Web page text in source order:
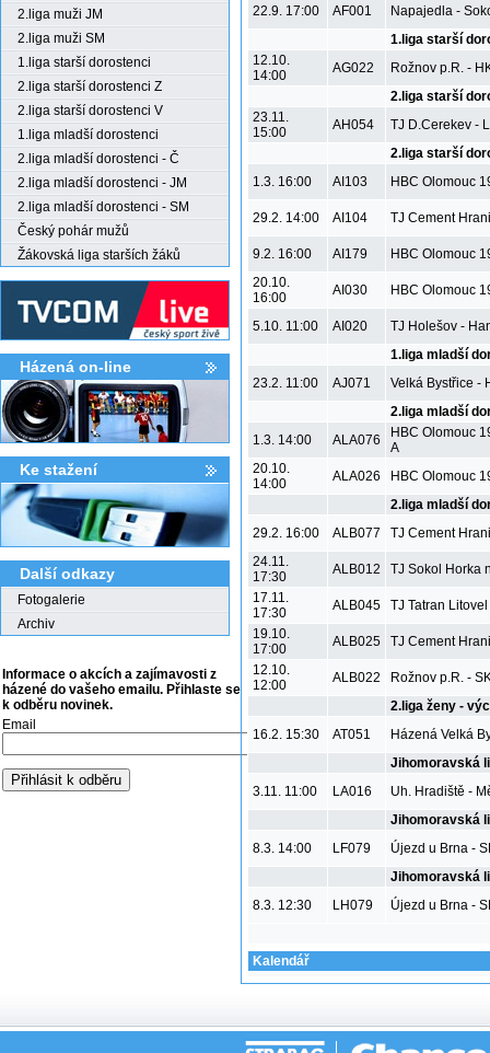
2.liga muži JM
2.liga muži SM
1.liga starší dorostenci
2.liga starší dorostenci Z
2.liga starší dorostenci V
1.liga mladší dorostenci
2.liga mladší dorostenci - Č
2.liga mladší dorostenci - JM
2.liga mladší dorostenci - SM
Český pohár mužů
Žákovská liga starších žáků
Házená on-line
Ke stažení­
Další odkazy
Fotogalerie
Archiv
Informace o akcích a zajímavosti z
házené do vašeho emailu. Přihlaste se
k odběru novinek.
Email
22.9. 17:00 AF001
Napajedla -
1.liga starší
12.10.
14:00
AG022
Rožnov p.R. -
2.liga starší
23.11.
15:00
AH054
TJ D.Cerekev -
2.liga starší
1.3. 16:00
AI103 HBC Olomouc
29.2. 14:00 AI104 TJ Cement
9.2. 16:00 AI179
HBC Olomouc
20.10.
16:00
AI030 HBC Olomouc
5.10. 11:00 AI020
TJ Holešov -
1.liga mladší
23.2. 11:00
AJ071
Velká Bystřice -
2.liga mladší
1.3. 14:00
ALA076
HBC Olomouc
A
20.10.
14:00
ALA026
HBC Olomouc
2.liga mladší
29.2. 16:00
ALB077
TJ Cement
24.11.
17:30
ALB012
TJ Sokol Horka
17.11.
17:30
ALB045
TJ Tatran
19.10.
17:00
ALB025
TJ Cement
12.10.
12:00
ALB022
Rožnov p.R. -
2.liga ženy -
16.2. 15:30
AT051
Házená Velká
Jihomoravská
3.11. 11:00
LA016
Uh. Hradiště -
Jihomoravská
8.3. 14:00
LF079
Újezd u Brna -
Jihomoravská
8.3. 12:30
LH079 Újezd u Brna -
Kalendář